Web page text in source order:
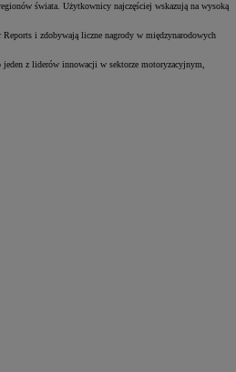
świata. Użytkownicy najczęściej wskazują na wysoką
i zdobywają liczne nagrody w międzynarodowych
jeden z liderów innowacji w sektorze motoryzacyjnym,